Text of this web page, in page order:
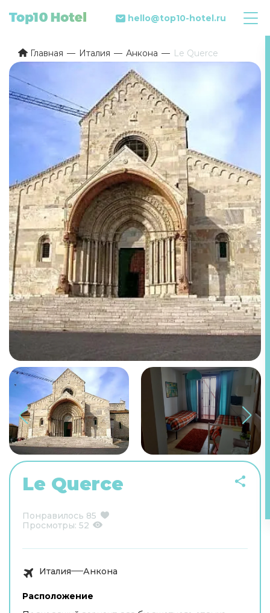
hello@top10-hotel.ru
Главная Италия Анкона Le Querce
Le Querce
Понравилось 85
Просмотры: 52
Италия Анкона
Расположение